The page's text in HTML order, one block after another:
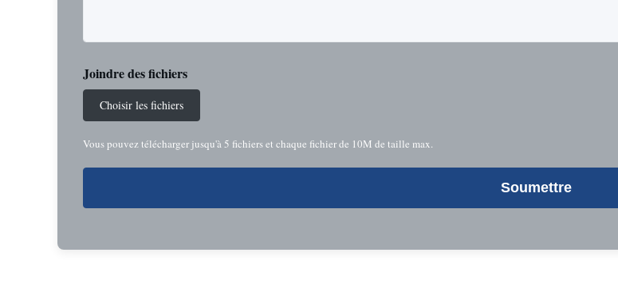
Joindre des fichiers
Choisir les fichiers
Vous pouvez télécharger jusqu'à 5 fichiers et chaque fichier de 10M de taille max.
Soumettre